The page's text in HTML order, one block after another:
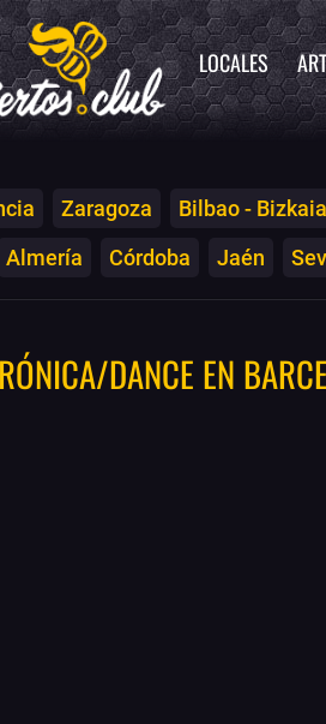
LOCALES
Zaragoza
Bilbao - Bizkaia
Almería Córdoba Jaén
DANCE EN